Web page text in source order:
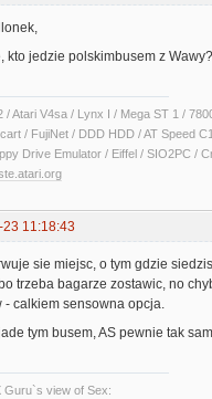
kto jedzie polskimbusem z
/ Atari V4sa / Lynx I / Mega ST 1 /
/ FujiNet / DDD HDD / AT Speed
Drive Emulator / Eiffel / SIO2PC /
11:18:43
sie miejsc, o tym gdzie
trzeba bagarze zostawic, no
- calkiem sensowna opcja.
tym busem, AS pewnie tak
Guru`s view of Sex: